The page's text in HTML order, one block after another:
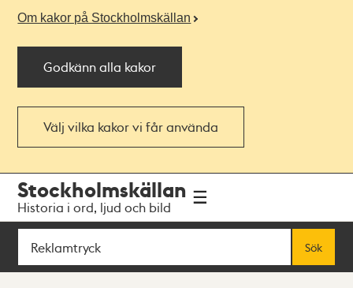
Om kakor på Stockholmskällan
Godkänn alla kakor
Välj vilka kakor vi får använda
navigationen
huvudinnehållet
Stockholmskällan
Historia i ord, ljud och bild
Sök
Sök